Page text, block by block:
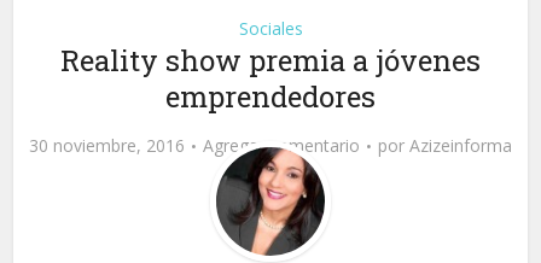
Sociales
Reality show premia a jóvenes
emprendedores
30 noviembre, 2016 Agregar comentario por Azizeinforma